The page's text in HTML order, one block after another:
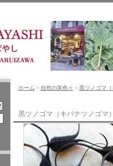
ホーム > 自然の実色々 > 黒ツノゴマ
黒ツノゴマ（キバナツノゴマ